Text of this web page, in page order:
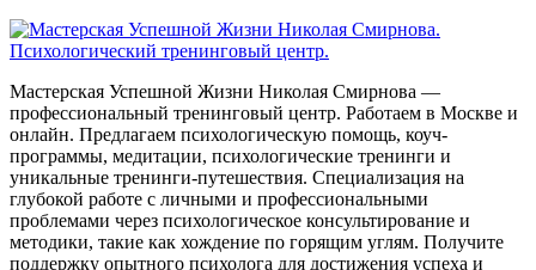
Мастерская Успешной Жизни Николая Смирнова —
профессиональный тренинговый центр. Работаем в Москве и
онлайн. Предлагаем психологическую помощь, коуч-
программы, медитации, психологические тренинги и
уникальные тренинги-путешествия. Специализация на
глубокой работе с личными и профессиональными
проблемами через психологическое консультирование и
методики, такие как хождение по горящим углям. Получите
поддержку опытного психолога для достижения успеха и